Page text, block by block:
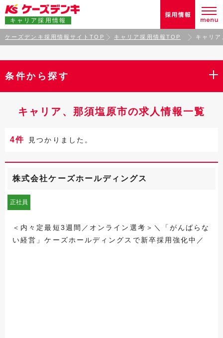
キャリア採用情報
ケーズデンキ採用情報サイトTOP キャリア採用情報TOP キャリ
条件から探す
キャリア、那須塩原市の求人情報一覧
4件 見つかりました。
株式会社ケーズホールディングス
正社員
＜内々定最短3週間／オンライン選考＞＼「がんばらな
い経営」ケーズホールディングスで新卒採用強化中／